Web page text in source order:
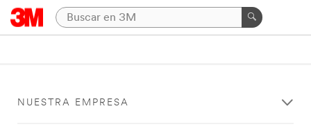
NUESTRA EMPRESA